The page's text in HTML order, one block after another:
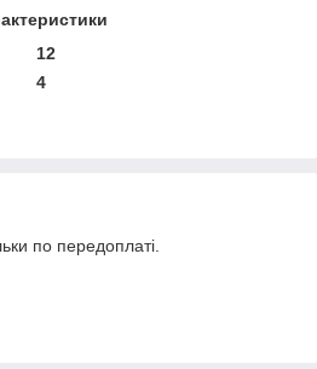
12
4
по передоплаті.